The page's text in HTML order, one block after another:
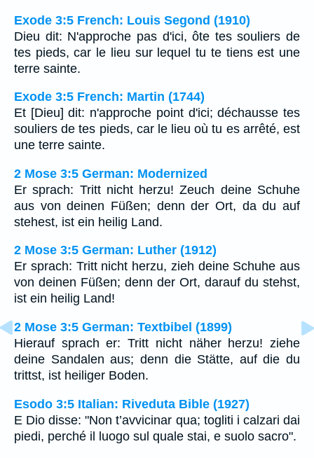
Exode 3:5 French: Louis Segond (1910)
Dieu dit: N'approche pas d'ici, ôte tes souliers de
tes pieds, car le lieu sur lequel tu te tiens est une
terre sainte.
Exode 3:5 French: Martin (1744)
Et [Dieu] dit: n'approche point d'ici; déchausse tes
souliers de tes pieds, car le lieu où tu es arrêté, est
une terre sainte.
2 Mose 3:5 German: Modernized
Er sprach: Tritt nicht herzu! Zeuch deine Schuhe
aus von deinen Füßen; denn der Ort, da du auf
stehest, ist ein heilig Land.
2 Mose 3:5 German: Luther (1912)
Er sprach: Tritt nicht herzu, zieh deine Schuhe aus
von deinen Füßen; denn der Ort, darauf du stehst,
ist ein heilig Land!
2 Mose 3:5 German: Textbibel (1899)
Hierauf sprach er: Tritt nicht näher herzu! ziehe
deine Sandalen aus; denn die Stätte, auf die du
trittst, ist heiliger Boden.
Esodo 3:5 Italian: Riveduta Bible (1927)
E Dio disse: "Non t’avvicinar qua; togliti i calzari dai
piedi, perché il luogo sul quale stai, e suolo sacro".